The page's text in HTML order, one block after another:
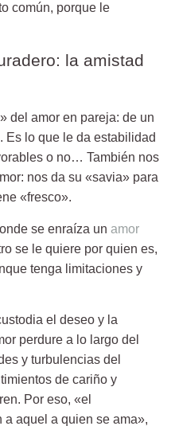
común, porque le
la amistad
del amor en pareja: de un
Es lo que le da estabilidad
o no… También nos
nos da su «savia» para
«fresco».
se enraíza un amor
se le quiere por quien es,
tenga limitaciones y
el deseo y la
perdure a lo largo del
y turbulencias del
de cariño y
Por eso, «el
a aquel a quien se ama»,